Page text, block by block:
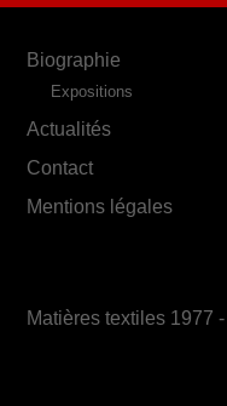
Biographie
Expositions
Actualités
Contact
Mentions légales
Matières textiles 1977